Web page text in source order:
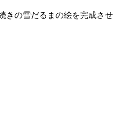
きの雪だるまの絵を完成させ